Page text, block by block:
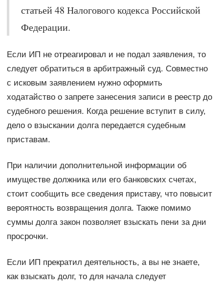
статьей 48 Налогового кодекса Российской
Федерации.
Если ИП не отреагировал и не подал заявления, то
следует обратиться в арбитражный суд. Совместно
с исковым заявлением нужно оформить
ходатайство о запрете занесения записи в реестр до
судебного решения. Когда решение вступит в силу,
дело о взыскании долга передается судебным
приставам.
При наличии дополнительной информации об
имуществе должника или его банковских счетах,
стоит сообщить все сведения приставу, что повысит
вероятность возвращения долга. Также помимо
суммы долга закон позволяет взыскать пени за дни
просрочки.
Если ИП прекратил деятельность, а вы не знаете,
как взыскать долг, то для начала следует